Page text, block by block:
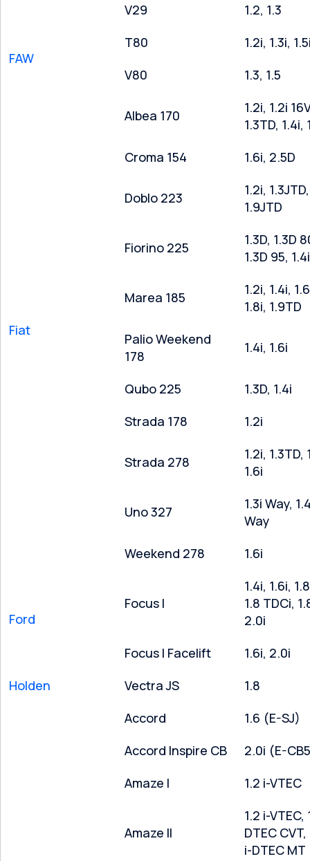
V29
1.2, 1.3
FAW
T80
1.2i, 1.3i,
V80
1.3, 1.5
Fiat
Albea 170
1.2i, 1.2i
1.3TD, 1.4i,
Croma 154
1.6i, 2.5D
Doblo 223
1.2i, 1.3JTD,
1.9JTD
Fiorino 225
1.3D, 1.3D
1.3D 95, 1.4i
Marea 185
1.2i, 1.4i,
1.8i, 1.9TD
Palio Weekend
178
1.4i, 1.6i
Qubo 225
1.3D, 1.4i
Strada 178
1.2i
Strada 278
1.2i, 1.3TD,
1.6i
Uno 327
1.3i Way,
Way
Weekend 278
1.6i
Ford
Focus I
1.4i, 1.6i,
1.8 TDCi,
2.0i
Focus I Facelift
1.6i, 2.0i
Holden
Vectra JS
1.8
Accord
1.6 (E-SJ)
Accord Inspire CB
2.0i (E-
Amaze I
1.2 i-VTEC
Amaze II
1.2 i-VTEC,
DTEC CVT,
i-DTEC MT